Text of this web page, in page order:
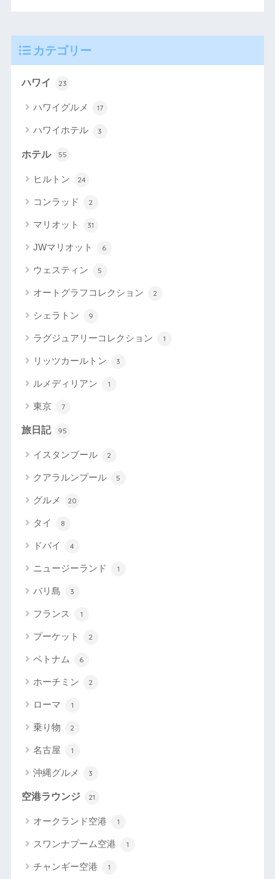
カテゴリー
ハワイ 23
ハワイグルメ 17
ハワイホテル 3
ホテル 55
ヒルトン 24
コンラッド 2
マリオット 31
JWマリオット 6
ウェスティン 5
オートグラフコレクション 2
シェラトン 9
ラグジュアリーコレクション 1
リッツカールトン 3
ルメディリアン 1
東京 7
旅日記 95
イスタンブール 2
クアラルンプール 5
グルメ 20
タイ 8
ドバイ 4
ニュージーランド 1
バリ島 3
フランス 1
プーケット 2
ベトナム 6
ホーチミン 2
ローマ 1
乗り物 2
名古屋 1
沖縄グルメ 3
空港ラウンジ 21
オークランド空港 1
スワンナプーム空港 1
チャンギー空港 1